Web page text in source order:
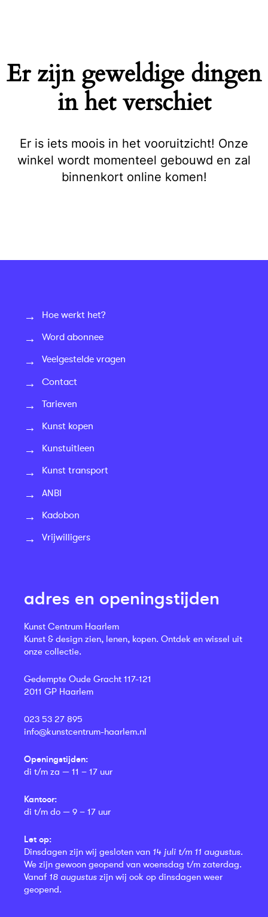
Er zijn geweldige dingen
in het verschiet
Er is iets moois in het vooruitzicht! Onze
winkel wordt momenteel gebouwd en zal
binnenkort online komen!
Hoe werkt het?
Word abonnee
Veelgestelde vragen
Contact
Tarieven
Kunst kopen
Kunstuitleen
Kunst transport
ANBI
Kadobon
Vrijwilligers
adres en openingstijden
Kunst Centrum Haarlem
Kunst & design zien, lenen, kopen. Ontdek en wissel uit
onze collectie.
Gedempte Oude Gracht 117-121
2011 GP Haarlem
023 53 27 895
info@kunstcentrum-haarlem.nl
Openingstijden:
di t/m za — 11 – 17 uur
Kantoor:
di t/m do — 9 – 17 uur
Let op:
Dinsdagen zijn wij gesloten van 14 juli t/m 11 augustus.
We zijn gewoon geopend van woensdag t/m zaterdag.
Vanaf 18 augustus zijn wij ook op dinsdagen weer
geopend.